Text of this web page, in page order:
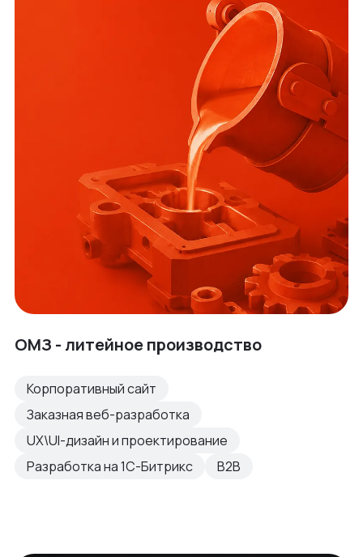
ОМЗ - литейное производство
Корпоративный сайт
Заказная веб-разработка
UX\UI-дизайн и проектирование
Разработка на 1С-Битрикс
B2B